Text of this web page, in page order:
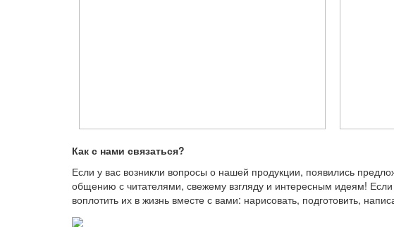
Как с нами связаться?
Если у вас возникли вопросы о нашей продукции, появились
общению с читателями, свежему взгляду и интересным идеям! Если
воплотить их в жизнь вместе с вами: нарисовать, подготовить,